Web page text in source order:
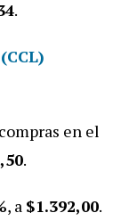
.
en el
.
, a $1.392,00.